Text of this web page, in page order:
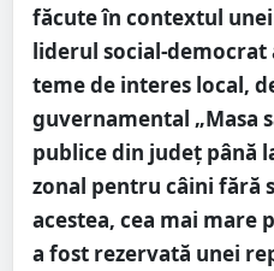
făcute în contextul
liderul social-
teme de interes local,
guvernamental „Masa
publice din județ până
zonal pentru câini fără
acestea, cea mai mare
a fost rezervată unei